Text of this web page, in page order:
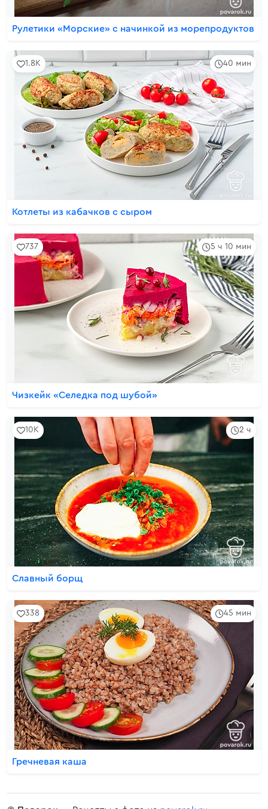
Рулетики «Морские» с начинкой из морепродуктов
40 мин
1.8K
Котлеты из кабачков с сыром
5 ч 10 мин
737
Чизкейк «Селедка под шубой»
2 ч
10K
Славный борщ
45 мин
338
Гречневая каша